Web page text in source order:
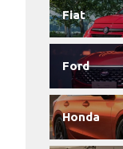
Fiat
Ford
Honda